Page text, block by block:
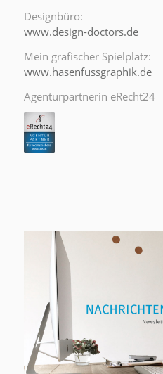
Designbüro:
www.design-doctors.de
Mein grafischer Spielplatz:
www.hasenfussgraphik.de
Agenturpartnerin eRecht24